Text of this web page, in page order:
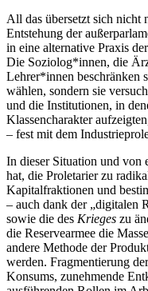
All das übersetzt sich nicht
Entstehung der
in eine alternative Praxis
Die Soziolog*innen, die
Lehrer*innen beschränken
wählen, sondern sie
und die Institutionen, in
Klassencharakter
– fest mit dem
In dieser Situation und von
hat, die Proletarier zu
Kapitalfraktionen und
– auch dank der „digitalen
sowie die des Krieges zu
die Reservearmee die
andere Methode der
werden. Fragmentierung
Konsums, zunehmende